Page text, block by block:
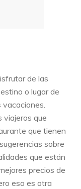
de las
o lugar de
viajeros que
que tienen
sobre
que están
precios de
eso es otra